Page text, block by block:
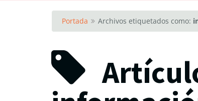
Portada Archivos etiquetados como: